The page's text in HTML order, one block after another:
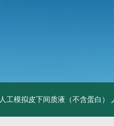
人工模拟皮下间质液（不含蛋白）